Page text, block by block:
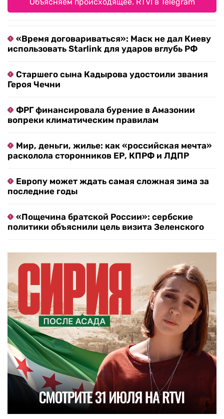
«Время договариваться»: Маск не дал Киеву
использовать Starlink для ударов вглубь РФ
Старшего сына Кадырова удостоили звания
Героя Чечни
ФРГ финансировала бурение в Амазонии
вопреки климатическим правилам
Мир, деньги, жилье: как «российская мечта»
расколола сторонников ЕР, КПРФ и ЛДПР
Европу может ждать самая сложная зима за
последние годы
«Пощечина братской России»: сербские
политики объяснили цель визита Зеленского